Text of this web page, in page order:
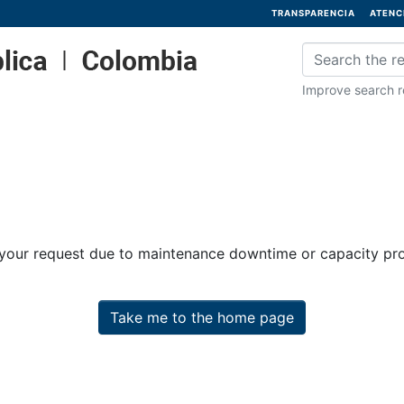
TRANSPARENCIA
Improve search
request due to maintenance downtime or capacity
Take me to the home page